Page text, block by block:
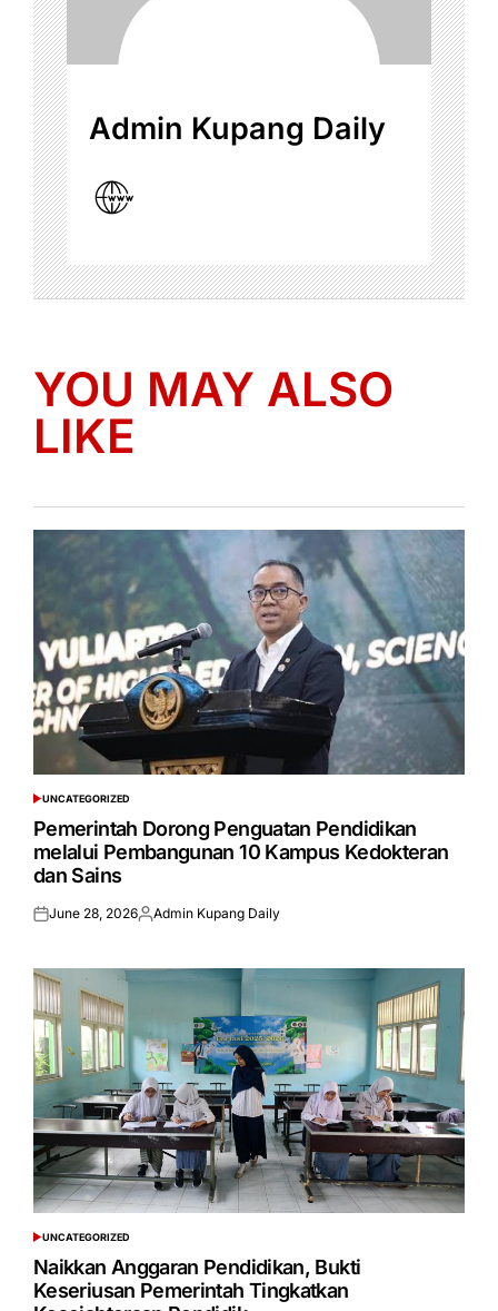
Admin Kupang Daily
YOU MAY ALSO
LIKE
POSTED
IN
UNCATEGORIZED
Pemerintah Dorong Penguatan Pendidikan
melalui Pembangunan 10 Kampus Kedokteran
dan Sains
Posted
June 28, 2026Posted
Admin Kupang Daily
POSTED
IN
UNCATEGORIZED
Naikkan Anggaran Pendidikan, Bukti
Keseriusan Pemerintah Tingkatkan